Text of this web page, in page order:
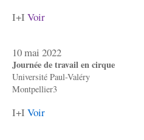
I+I Voir
10 mai 2022
Journée de travail en cirque
Université Paul-Valéry
Montpellier3
I+I Voir